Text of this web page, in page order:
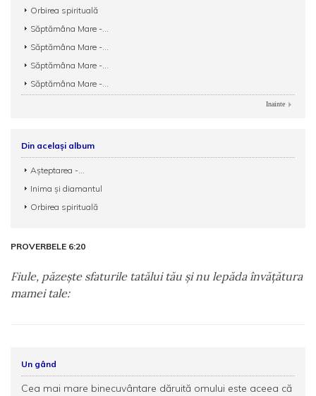
Orbirea spirituală
Săptămâna Mare -...
Săptămâna Mare -...
Săptămâna Mare -...
Săptămâna Mare -...
Inainte
Din același album
Așteptarea -...
Inima și diamantul
Orbirea spirituală
PROVERBELE 6:20
Fiule, păzeşte sfaturile tatălui tău şi nu lepăda învăţătura
mamei tale:
Un gând
Cea mai mare binecuvântare dăruită omului este aceea că